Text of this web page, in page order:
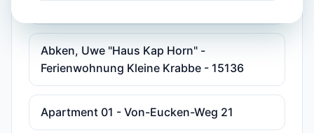
Abken, Uwe "Haus Kap Horn" -
Ferienwohnung Kleine Krabbe - 15136
Apartment 01 - Von-Eucken-Weg 21